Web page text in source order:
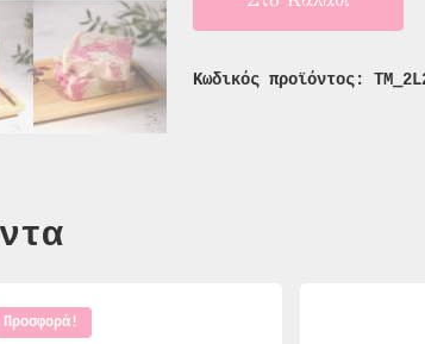
Κωδικός προϊόντος:
Προσφορά!